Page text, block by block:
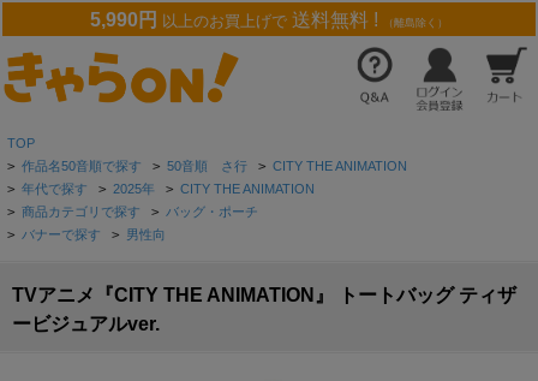
5,990円 以上のお買上げで 送料無料 ! （離島除く）
TOP
> 作品名50音順で探す > 50音順 さ行 > CITY THE ANIMATION
> 年代で探す > 2025年 > CITY THE ANIMATION
> 商品カテゴリで探す > バッグ・ポーチ
> バナーで探す > 男性向
TVアニメ『CITY THE ANIMATION』 トートバッグ ティザ
ービジュアルver.